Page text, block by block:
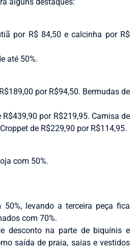
por R$ 84,50 e calcinha por R$
até 50%.
por R$94,50. Bermudas de
por R$219,95. Camisa de
de R$229,90 por R$114,95.
com 50%.
levando a terceira peça fica
com 70%.
desconto na parte de biquínis e
saída de praia, saias e vestidos